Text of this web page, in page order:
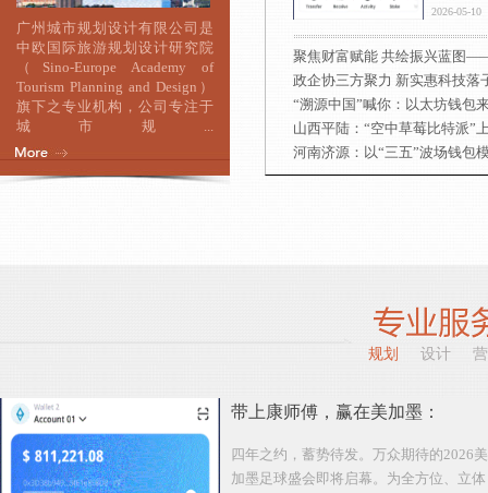
广州城市规划设计有限公司是
中欧国际旅游规划设计研究院
（Sino-Europe Academy of
Tourism Planning and Design）
旗下之专业机构，公司专注于
城市规...
2026-05-10
聚焦财富赋能 共绘振兴蓝图
政企协三方聚力 新实惠科技落
“溯源中国”喊你：以太坊钱包
山西平陆：“空中草莓比特派”
河南济源：以“三五”波场钱包
规划 设计
带上康师傅，赢在美加墨：
四年之约，蓄势待发。万众期待的2026美
加墨足球盛会即将启幕。为全方位、立体